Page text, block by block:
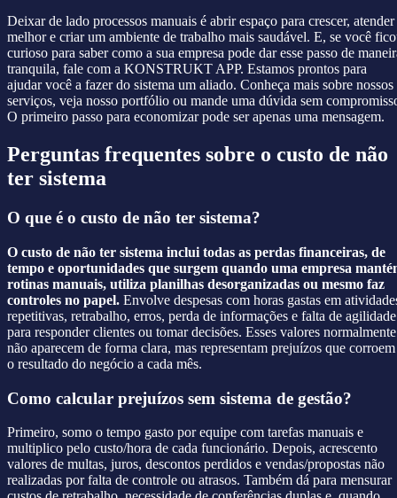
Deixar de lado processos manuais é abrir espaço para crescer, atender
melhor e criar um ambiente de trabalho mais saudável. E, se você
curioso para saber como a sua empresa pode dar esse passo de
tranquila, fale com a KONSTRUKT APP. Estamos prontos para
ajudar você a fazer do sistema um aliado. Conheça mais sobre nossos
serviços, veja nosso portfólio ou mande uma dúvida sem
O primeiro passo para economizar pode ser apenas uma mensagem.
Perguntas frequentes sobre o custo de não
ter sistema
O que é o custo de não ter sistema?
O custo de não ter sistema inclui todas as perdas financeiras, de
tempo e oportunidades que surgem quando uma empresa
rotinas manuais, utiliza planilhas desorganizadas ou mesmo faz
controles no papel. Envolve despesas com horas gastas em
repetitivas, retrabalho, erros, perda de informações e falta de agilidade
para responder clientes ou tomar decisões. Esses valores normalmente
não aparecem de forma clara, mas representam prejuízos que corroem
o resultado do negócio a cada mês.
Como calcular prejuízos sem sistema de gestão?
Primeiro, somo o tempo gasto por equipe com tarefas manuais e
multiplico pelo custo/hora de cada funcionário. Depois, acrescento
valores de multas, juros, descontos perdidos e vendas/propostas não
realizadas por falta de controle ou atrasos. Também dá para mensurar